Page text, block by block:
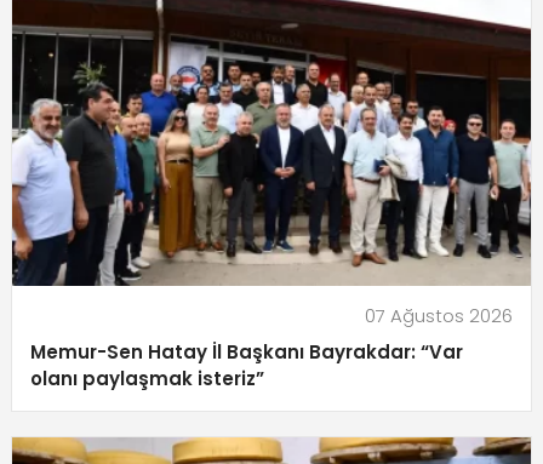
07 Ağustos 2026
Memur-Sen Hatay İl Başkanı Bayrakdar: “Var
olanı paylaşmak isteriz”